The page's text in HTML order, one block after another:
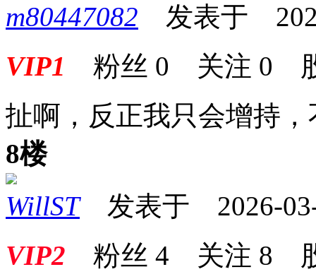
m80447082 发表于
VIP1 粉丝 0 关注 0
扯啊，反正我只会增持
8楼
WillST发表于 2026-03-
VIP2 粉丝 4 关注 8